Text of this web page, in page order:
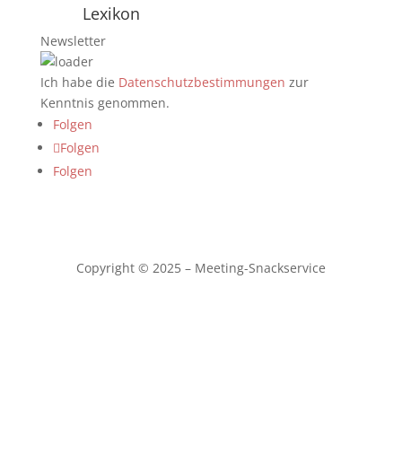
Lexikon
Newsletter
Ich habe die Datenschutzbestimmungen zur
Kenntnis genommen.
Folgen
Folgen
Folgen
Copyright © 2025 – Meeting-Snackservice